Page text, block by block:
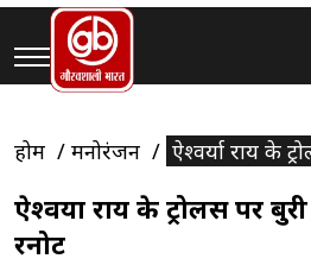
होम मनोरंजन ऐश्वर्या राय के
ऐश्वर्या राय के ट्रोलर्स पर
रनोट